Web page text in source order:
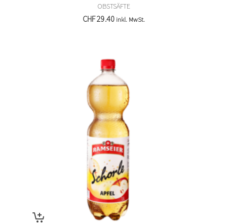
OBSTSÄFTE
CHF29.40 inkl. MwSt.